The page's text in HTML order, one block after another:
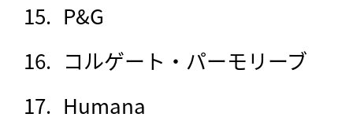
P&G
コルゲート・パーモリーブ
Humana